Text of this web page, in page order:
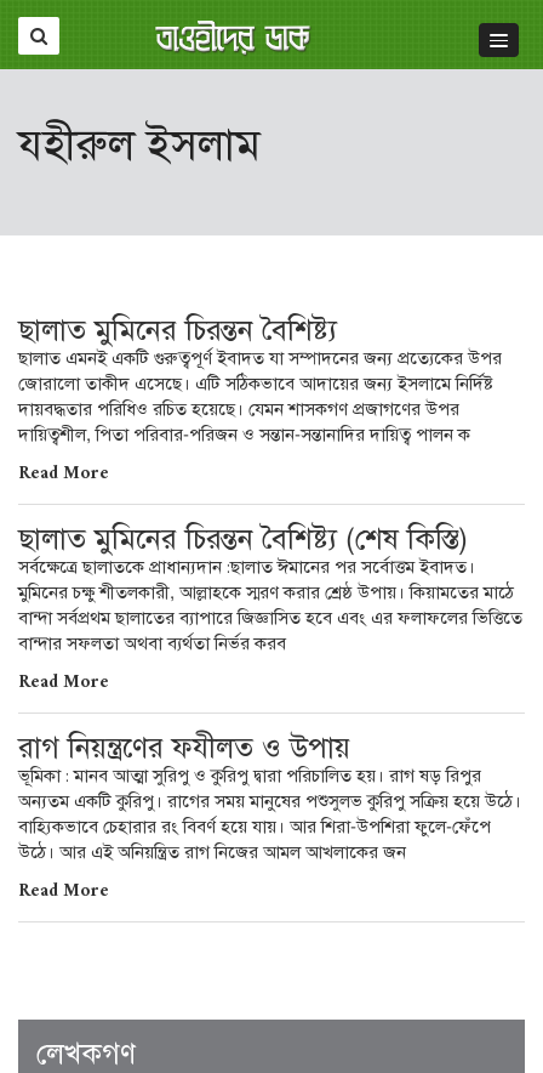
যহীরুল ইসলাম
ছালাত মুমিনের চিরন্তন বৈশিষ্ট্য
ছালাত এমনই একটি গুরুত্বপূর্ণ ইবাদত যা সম্পাদনের জন্য প্রত্যেকের উপর
জোরালো তাকীদ এসেছে। এটি সঠিকভাবে আদায়ের জন্য ইসলামে নির্দিষ্ট
দায়বদ্ধতার পরিধিও রচিত হয়েছে। যেমন শাসকগণ প্রজাগণের উপর
দায়িত্বশীল, পিতা পরিবার-পরিজন ও সন্তান-সন্তানাদির দায়িত্ব পালন ক
Read More
ছালাত মুমিনের চিরন্তন বৈশিষ্ট্য (শেষ কিস্তি)
সর্বক্ষেত্রে ছালাতকে প্রাধান্যদান :ছালাত ঈমানের পর সর্বোত্তম ইবাদত।
মুমিনের চক্ষু শীতলকারী, আল্লাহকে স্মরণ করার শ্রেষ্ঠ উপায়। কিয়ামতের মাঠে
বান্দা সর্বপ্রথম ছালাতের ব্যাপারে জিজ্ঞাসিত হবে এবং এর ফলাফলের ভিত্তিতে
বান্দার সফলতা অথবা ব্যর্থতা নির্ভর করব
Read More
রাগ নিয়ন্ত্রণের ফযীলত ও উপায়
ভূমিকা : মানব আত্মা সুরিপু ও কুরিপু দ্বারা পরিচালিত হয়। রাগ ষড় রিপুর
অন্যতম একটি কুরিপু। রাগের সময় মানুষের পশুসুলভ কুরিপু সক্রিয় হয়ে উঠে।
বাহ্যিকভাবে চেহারার রং বিবর্ণ হয়ে যায়। আর শিরা-উপশিরা ফুলে-ফেঁপে
উঠে। আর এই অনিয়ন্ত্রিত রাগ নিজের আমল আখলাকের জন
Read More
লেখকগণ